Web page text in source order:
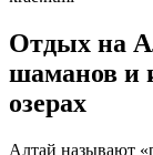
Отдых на
шаманов и
озерах
Алтай называют